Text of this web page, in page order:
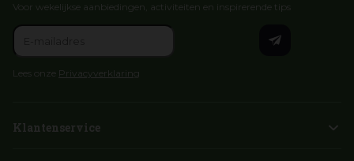
Voor wekelijkse aanbiedingen, activiteiten en inspirerende tips
Lees onze Privacyverklaring
Klantenservice